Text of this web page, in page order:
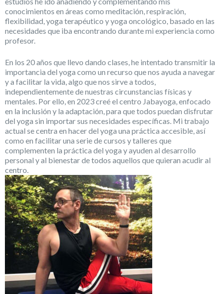
conocimientos en áreas como meditación, respiración,
flexibilidad, yoga terapéutico y yoga oncológico, basado en las
necesidades que iba encontrando durante mi experiencia como
profesor.
En los 20 años que llevo dando clases, he intentado transmitir la
importancia del yoga como un recurso que nos ayuda a navegar
y a facilitar la vida, algo que nos sirve a todos,
independientemente de nuestras circunstancias físicas y
mentales. Por ello, en 2023 creé el centro Jabayoga, enfocado
en la inclusión y la adaptación, para que todos puedan disfrutar
del yoga sin importar sus necesidades específicas. Mi trabajo
actual se centra en hacer del yoga una práctica accesible, así
como en facilitar una serie de cursos y talleres que
complementen la práctica del yoga y ayuden al desarrollo
personal y al bienestar de todos aquellos que quieran acudir al
centro.